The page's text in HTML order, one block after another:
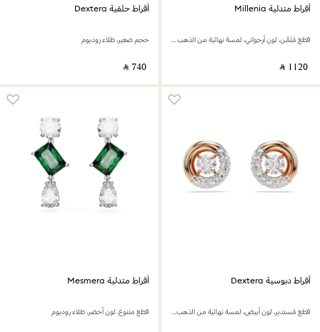
أقراط متدلية Millenia
قطع مُثَمَّن، لون أرجواني، لمسة نهائية من الذهب عيار 18 قيراط
‎ ⃁ ⁦1120⁩ ‎
أقراط حلقية Dextera
حجم صغير، طلاء روديوم
‎ ⃁ ⁦740⁩ ‎
أقراط دبوسية Dextera
قطع مُستدير، لون أبيض، لمسة نهائية من الذهب الوردي عيار 18 قيراط
أقراط متدلية Mesmera
قطع متنوع، لون أخضر، طلاء روديوم